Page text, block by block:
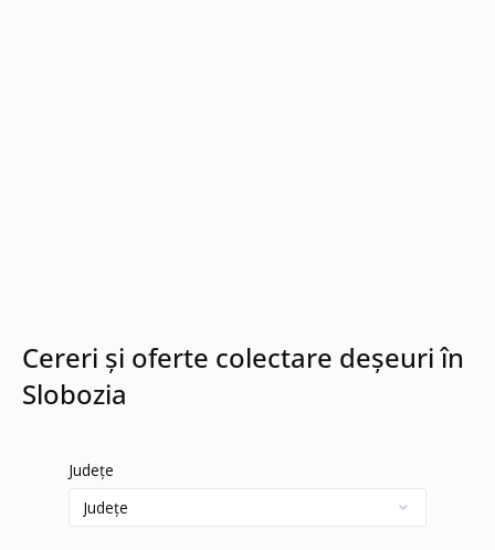
Cereri și oferte colectare deșeuri în
Slobozia
Județe